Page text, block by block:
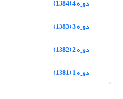
دوره 4 (1384)
دوره 3 (1383)
دوره 2 (1382)
دوره 1 (1381)